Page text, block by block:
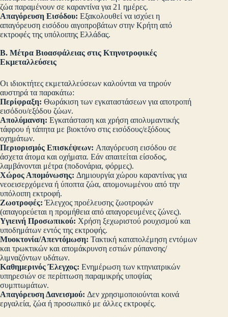
ζώα παραμένουν σε καραντίνα για 21 ημέρες.
Απαγόρευση Εισόδου: Εξακολουθεί να ισχύει η
απαγόρευση εισόδου αιγοπροβάτων στην Κρήτη από
εκτροφές της υπόλοιπης Ελλάδας.
Β. Μέτρα Βιοασφάλειας στις Κτηνοτροφικές
Εκμεταλλεύσεις
Οι ιδιοκτήτες εκμεταλλεύσεων καλούνται να τηρούν
αυστηρά τα παρακάτω:
Περίφραξη: Θωράκιση των εγκαταστάσεων για αποτροπή
εισόδου/εξόδου ζώων.
Απολύμανση: Εγκατάσταση και χρήση απολυμαντικής
τάφρου ή τάπητα με βιοκτόνο στις εισόδους/εξόδους
οχημάτων.
Περιορισμός Επισκέψεων: Απαγόρευση εισόδου σε
άσχετα άτομα και οχήματα. Εάν απαιτείται είσοδος,
λαμβάνονται μέτρα (ποδονάρια, φόρμες).
Χώρος Απομόνωσης: Δημιουργία χώρου καραντίνας για
νεοεισερχόμενα ή ύποπτα ζώα, απομονωμένου από την
υπόλοιπη εκτροφή.
Ζωοτροφές:Έλεγχος προέλευσης ζωοτροφών
(απαγορεύεται η προμήθεια από απαγορευμένες ζώνες).
Υγιεινή Προσωπικού: Χρήση ξεχωριστού ρουχισμού και
υποδημάτων εντός της εκτροφής.
Μυοκτονία/Απεντόμωση: Τακτική καταπολέμηση εντόμων
και τρωκτικών και απομάκρυνση εστιών ρύπανσης/
λιμναζόντων υδάτων.
Καθημερινός Έλεγχος: Ενημέρωση των κτηνιατρικών
υπηρεσιών σε περίπτωση παραμικρής υποψίας
συμπτωμάτων.
Απαγόρευση Δανεισμού: Δεν χρησιμοποιούνται κοινά
εργαλεία, ζώα ή προσωπικό με άλλες εκτροφές.